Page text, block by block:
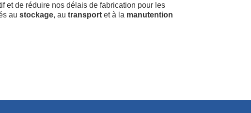
et de réduire nos délais de fabrication pour les
au stockage, au transport et à la manutention